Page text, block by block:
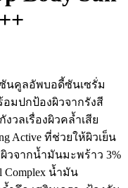
นคูลอัพบอดี้ซันเซรั่ม
อมปกป้องผิวจากรังสี
งวลเรื่องผิวคล้ำเสีย
Active ที่ช่วยให้ผิวเย็น
วจากน้ำมันมะพร้าว 3%
น้ำมัน